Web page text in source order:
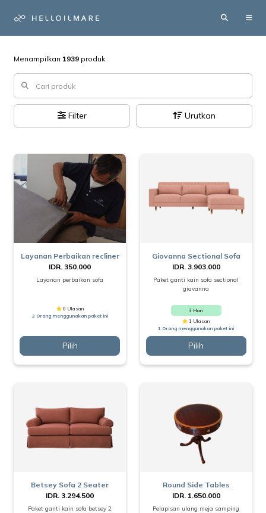
Menampilkan 1939 produk
Filter Urutkan
Layanan Perbaikan recliner
IDR. 350.000
Layanan perbaikan sofa
0 Ulasan
2 Orang menggunakan paket ini
Pilih
Giovanna Sectional Sofa
IDR. 3.903.000
Paket ganti kain sofa sectional
giavanna
3 Hari
1 Ulasan
1 Orang menggunakan paket ini
Pilih
Betsey Sofa 2 Seater
IDR. 3.294.500
Paket ganti kain sofa betsey 2
Round Side Tables
IDR. 1.650.000
Pelapisan ulang meja samping